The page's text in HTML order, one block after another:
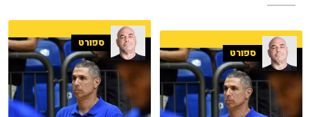
ספורט
ספורט